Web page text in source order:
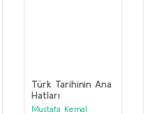
Türk Tarihinin Ana
Hatları
Mustafa Kemal